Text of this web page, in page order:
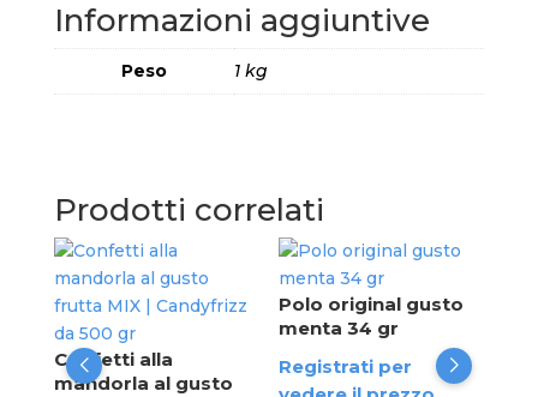
Informazioni aggiuntive
Peso 1 kg
Prodotti correlati
Confetti alla
mandorla al gusto
Polo original gusto
menta 34 gr
Registrati per